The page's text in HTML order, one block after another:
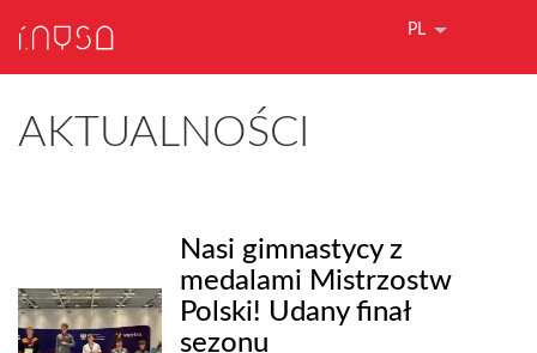
PL
AKTUALNOŚCI
Nasi gimnastycy z
medalami Mistrzostw
Polski! Udany finał
sezonu